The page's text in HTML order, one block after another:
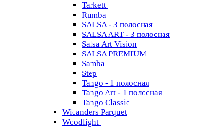
Tarkett
Rumba
SALSA - 3 полосная
SALSA ART - 3 полосная
Salsa Art Vision
SALSA PREMIUM
Samba
Step
Tango - 1 полосная
Tango Art - 1 полосная
Tango Classiс
Wicanders Parquet
Woodlight